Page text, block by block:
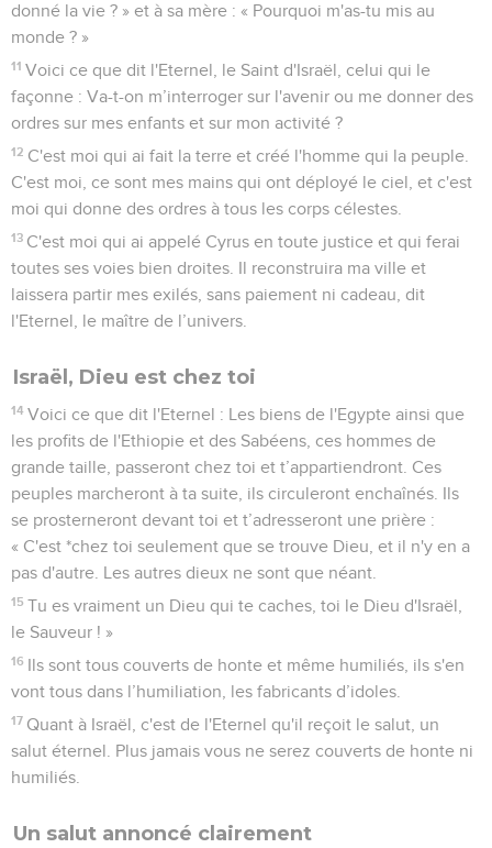
donné la vie ? » et à sa mère : « Pourquoi m'as-tu mis au
monde ? »
11 Voici ce que dit l'Eternel, le Saint d'Israël, celui qui le
façonne : Va-t-on m’interroger sur l'avenir ou me donner des
ordres sur mes enfants et sur mon activité ?
12 C'est moi qui ai fait la terre et créé l'homme qui la peuple.
C'est moi, ce sont mes mains qui ont déployé le ciel, et c'est
moi qui donne des ordres à tous les corps célestes.
13 C'est moi qui ai appelé Cyrus en toute justice et qui ferai
toutes ses voies bien droites. Il reconstruira ma ville et
laissera partir mes exilés, sans paiement ni cadeau, dit
l'Eternel, le maître de l’univers.
Israël, Dieu est chez toi
14 Voici ce que dit l'Eternel : Les biens de l'Egypte ainsi que
les profits de l'Ethiopie et des Sabéens, ces hommes de
grande taille, passeront chez toi et t’appartiendront. Ces
peuples marcheront à ta suite, ils circuleront enchaînés. Ils
se prosterneront devant toi et t’adresseront une prière :
« C'est *chez toi seulement que se trouve Dieu, et il n'y en a
pas d'autre. Les autres dieux ne sont que néant.
15 Tu es vraiment un Dieu qui te caches, toi le Dieu d'Israël,
le Sauveur ! »
16 Ils sont tous couverts de honte et même humiliés, ils s'en
vont tous dans l’humiliation, les fabricants d’idoles.
17 Quant à Israël, c'est de l'Eternel qu'il reçoit le salut, un
salut éternel. Plus jamais vous ne serez couverts de honte ni
humiliés.
Un salut annoncé clairement